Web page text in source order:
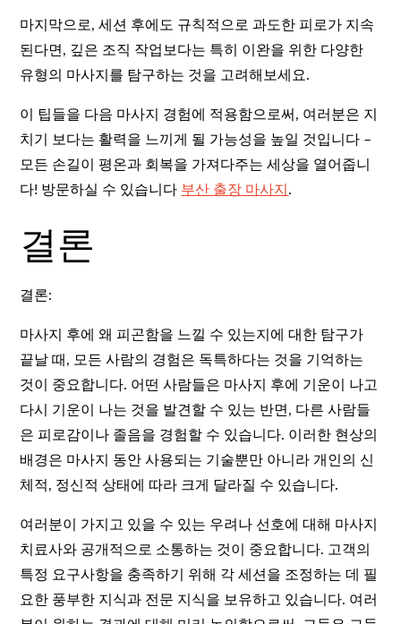
마지막으로, 세션 후에도 규칙적으로 과도한 피로가 지속
된다면, 깊은 조직 작업보다는 특히 이완을 위한 다양한
유형의 마사지를 탐구하는 것을 고려해보세요.
이 팁들을 다음 마사지 경험에 적용함으로써, 여러분은 지
치기 보다는 활력을 느끼게 될 가능성을 높일 것입니다 –
모든 손길이 평온과 회복을 가져다주는 세상을 열어줍니
다! 방문하실 수 있습니다 부산 출장 마사지 .
결론
결론:
마사지 후에 왜 피곤함을 느낄 수 있는지에 대한 탐구가
끝날 때, 모든 사람의 경험은 독특하다는 것을 기억하는
것이 중요합니다. 어떤 사람들은 마사지 후에 기운이 나고
다시 기운이 나는 것을 발견할 수 있는 반면, 다른 사람들
은 피로감이나 졸음을 경험할 수 있습니다. 이러한 현상의
배경은 마사지 동안 사용되는 기술뿐만 아니라 개인의 신
체적, 정신적 상태에 따라 크게 달라질 수 있습니다.
여러분이 가지고 있을 수 있는 우려나 선호에 대해 마사지
치료사와 공개적으로 소통하는 것이 중요합니다. 고객의
특정 요구사항을 충족하기 위해 각 세션을 조정하는 데 필
요한 풍부한 지식과 전문 지식을 보유하고 있습니다. 여러